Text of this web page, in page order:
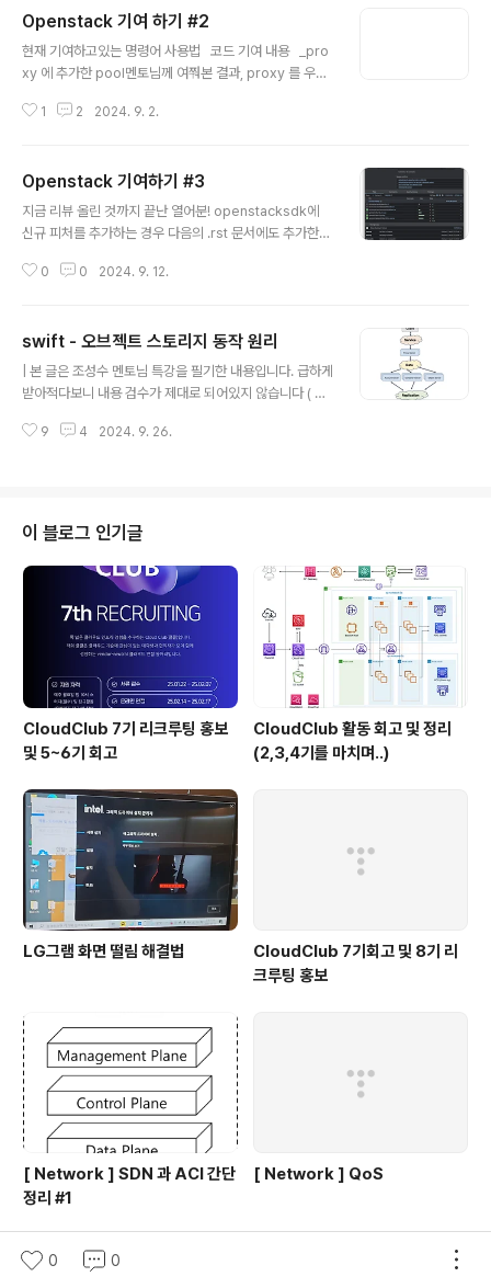
esource 의 관계Proxy 란?- 정의: Proxy는 OpenSta
ck API와 클라이언트 간의 중개 역할을 하는 클래스입니
다. 클라이언트가 API 요청을 보내면, Proxy가 이를 처리
스에 대한 CRUD(Create, Read, U..
Openstack 기여 하기 #2
현재 기여하고있는 명령어 사용법 코드 기여 내용 _pro
xy 에 추가한 pool멘토님께 여쭤본 결과, proxy 를 우선
비슷한 구조의 다른 api 를 확인할 수 있다. 그 예시로, zo
와 리소스를 참고하여 진행했다. # ======== Pools =
======= def pools(self, **query): """Retrieve a
generator of pools :param dict query: Optional
1 2 2024. 9. 2.
Openstack 기여하기 #3
지금 리뷰 올린 것까지 끝난 열어분! openstacksdk에
신규 피처를 추가하는 경우 다음의 .rst 문서에도 추가한
에 자신이 넣은 dns 기능이 있는지 확인해보시고 없다면
h/master/doc/source/user/resources/dns/inde
x.rsthttps://opendev.org/openstack/openstack
sdk/src/branch/master/doc/source/user/resour
nstacksdk/src..
0 0 2024. 9. 12.
swift - 오브젝트 스토리지 동작 원리
| 본 글은 조성수 멘토님 특강을 필기한 내용입니다. 급하게
받아적다보니 내용 검수가 제대로 되어있지 않습니다 ( 차
차이점이 있는지를 알아야 한다. 오브젝트 스토리지의 가
: 데이터에 대한 부가적인 설명 ( GPS 좌표, 글쓴이, 사진
기 정보 등)오브젝트는 고유 식별자를 가진다.어디에 저장
이 될지 결정하는 지시자로 쓰인다. 다른말로는 분산 파일
시스템이라고도 한다.오브젝트 스토리지는 폴더 구조가 없
다.파일 스토리지와 다르게 오브젝트 스토리지는 폴더 구
조를 가지지 않는다.HTTP ..
9 4 2024. 9. 26.
이 블로그 인기글
CloudClub 7기 리크루팅 홍보
및 5~6기 회고
CloudClub 활동 회고 및 정리
(2,3,4기를 마치며..)
LG그램 화면 떨림 해결법
CloudClub 7기회고 및 8기 리
크루팅 홍보
[ Network ] SDN 과 ACI 간단
정리 #1
[ Network ] QoS
0 0